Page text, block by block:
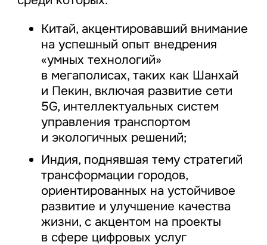
Китай, акцентировавший внимание
на успешный опыт внедрения
«умных технологий»
в мегаполисах, таких как Шанхай
и Пекин, включая развитие сети
5G, интеллектуальных систем
управления транспортом
и экологичных решений;
Индия, поднявшая тему стратегий
трансформации городов,
ориентированных на устойчивое
развитие и улучшение качества
жизни, с акцентом на проекты
в сфере цифровых услуг